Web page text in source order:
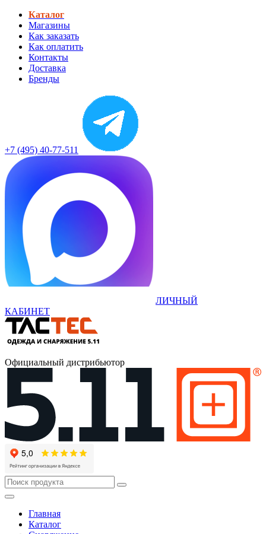
Каталог
Магазины
Как заказать
Как оплатить
Контакты
Доставка
Бренды
+7 (495) 40-77-511
ЛИЧНЫЙ
КАБИНЕТ
Официальный дистрибьютор
Главная
Каталог